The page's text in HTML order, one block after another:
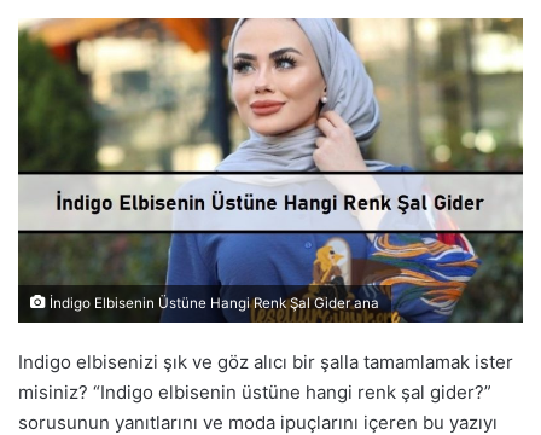
İndigo Elbisenin Üstüne Hangi Renk Şal Gider ana
Indigo elbisenizi şık ve göz alıcı bir şalla tamamlamak ister
misiniz? “Indigo elbisenin üstüne hangi renk şal gider?”
sorusunun yanıtlarını ve moda ipuçlarını içeren bu yazıyı